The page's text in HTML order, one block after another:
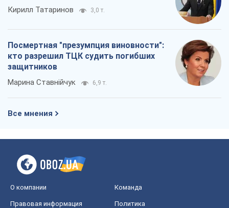
Кирилл Татаринов 3,0 т.
Посмертная "презумпция виновности":
кто разрешил ТЦК судить погибших
защитников
Марина Ставнійчук 6,9 т.
Все мнения
О компании Команда
Правовая информация
Политика